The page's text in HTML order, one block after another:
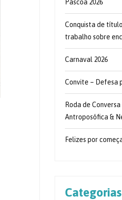
Páscoa 2026
Conquista de
trabalho sobre
Carnaval 2026
Convite – Defesa
Roda de
Antroposófica &
Felizes por
Categorias